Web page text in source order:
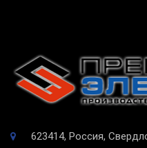
623414, Россия,